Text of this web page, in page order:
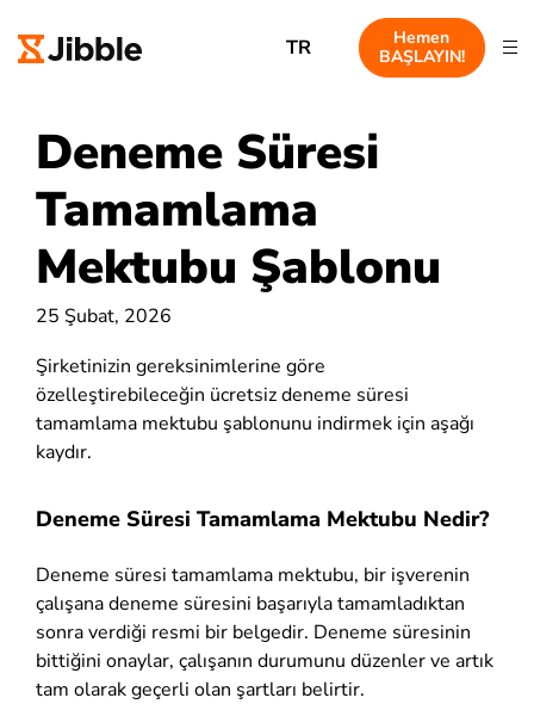
TR
Hemen
BAŞLAYIN!
Deneme Süresi
Tamamlama
Mektubu Şablonu
25 Şubat, 2026
Şirketinizin gereksinimlerine göre
özelleştirebileceğin ücretsiz deneme süresi
tamamlama mektubu şablonunu indirmek için aşağı
kaydır.
Deneme Süresi Tamamlama Mektubu Nedir?
Deneme süresi tamamlama mektubu, bir işverenin
çalışana deneme süresini başarıyla tamamladıktan
sonra verdiği resmi bir belgedir. Deneme süresinin
bittiğini onaylar, çalışanın durumunu düzenler ve artık
tam olarak geçerli olan şartları belirtir.